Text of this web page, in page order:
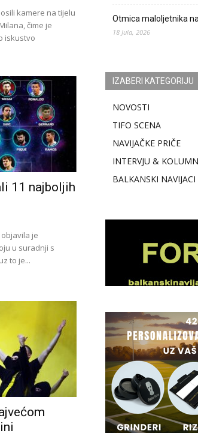
kamere na tijelu
čime je
iskustvo
11 najboljih
je
u suradnji s
to je...
Otmica maloljetnika
18 Jula, 2026
IZABERI KATEGORIJU
NOVOSTI
TIFO SCENA
NAVIJAČKE PRIČE
INTERVJU &
BALKANSKI NAVIJACI